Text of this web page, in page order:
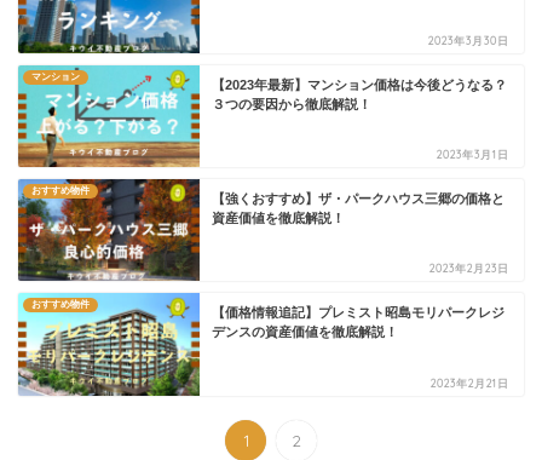
2023年3月30日
マンション
【2023年最新】マンション価格は今後どうなる？
３つの要因から徹底解説！
2023年3月1日
おすすめ物件
【強くおすすめ】ザ・パークハウス三郷の価格と
資産価値を徹底解説！
2023年2月23日
おすすめ物件
【価格情報追記】プレミスト昭島モリパークレジ
デンスの資産価値を徹底解説！
2023年2月21日
1 2